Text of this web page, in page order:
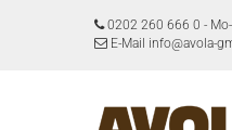
0202 260 666 0 -
E-Mail info@avola-